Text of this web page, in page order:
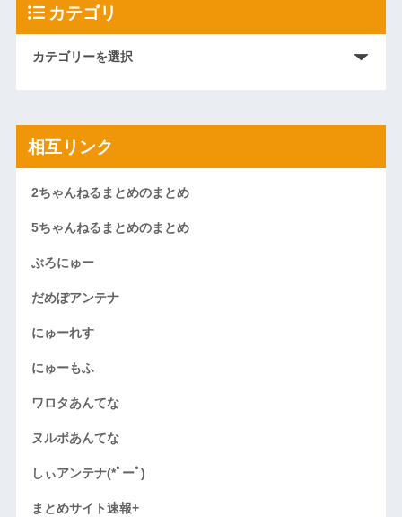
カテゴリ
相互リンク
2ちゃんねるまとめのまとめ
5ちゃんねるまとめのまとめ
ぶろにゅー
だめぽアンテナ
にゅーれす
にゅーもふ
ワロタあんてな
ヌルポあんてな
しぃアンテナ(*ﾟーﾟ)
まとめサイト速報+